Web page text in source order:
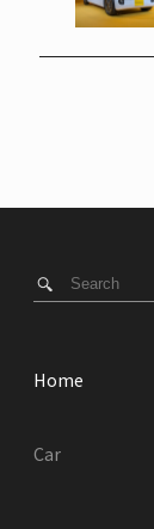
Home
Car